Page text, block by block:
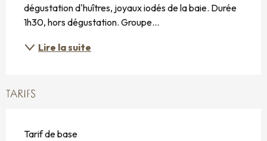
dégustation d'huîtres, joyaux iodés de la baie. Durée
1h30, hors dégustation. Groupe...
Lire la suite
TARIFS
Tarif de base